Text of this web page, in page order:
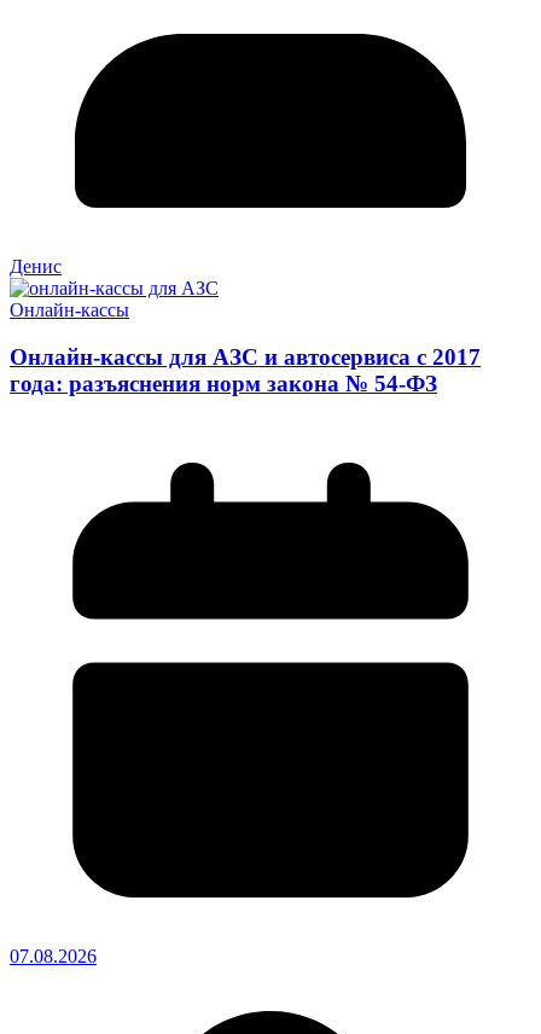
Денис
Онлайн-кассы
Онлайн-кассы для АЗС и автосервиса с 2017
года: разъяснения норм закона № 54-ФЗ
07.08.2026